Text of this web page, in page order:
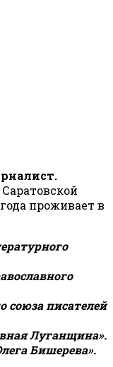
Саратовской
проживает в
союза писателей
Луганщина».
Бишерева».